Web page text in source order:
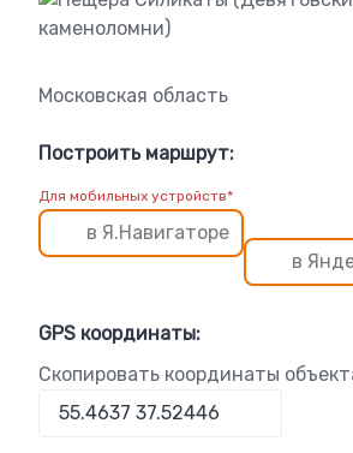
Московская область
Построить маршрут:
Для мобильных устройств*
в Я.Навигаторе
в
GPS координаты:
Скопировать координаты